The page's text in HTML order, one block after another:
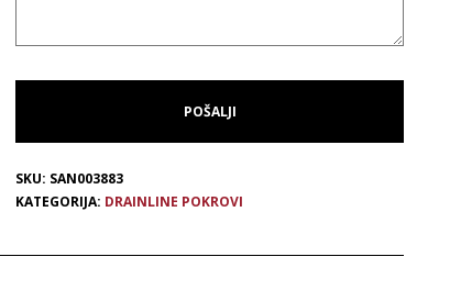
SKU: SAN003883
KATEGORIJA: DRAINLINE POKROVI